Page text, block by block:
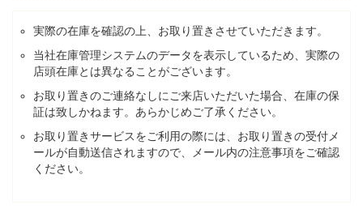
実際の在庫を確認の上、お取り置きさせていただきます。
当社在庫管理システムのデータを表示しているため、実際の
店頭在庫とは異なることがございます。
お取り置きのご連絡なしにご来店いただいた場合、在庫の保
証は致しかねます。あらかじめご了承ください。
お取り置きサービスをご利用の際には、お取り置きの受付メ
ールが自動送信されますので、メール内の注意事項をご確認
ください。